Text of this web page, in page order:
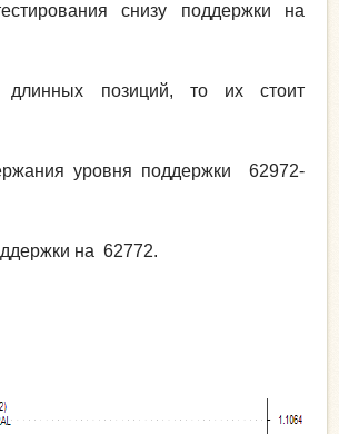
снизу поддержки на
длинных позиций, то их стоит
уровня поддержки 62972-
на 62772.